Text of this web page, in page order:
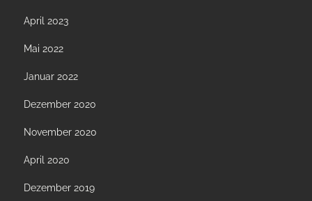
April 2023
Mai 2022
Januar 2022
Dezember 2020
November 2020
April 2020
Dezember 2019